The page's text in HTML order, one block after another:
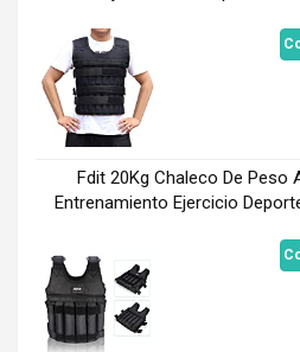
Fdit 20Kg Chaleco De Peso
Entrenamiento Ejercicio